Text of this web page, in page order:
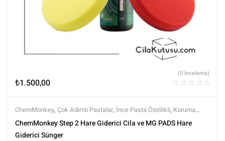
₺1.500,00
(0 İnceleme)
ChemMonkey, Çok Adımlı Pastalar, İnce Pasta Özellikli, Koruma
Özellikli,Markalar,MG PADS,Pedler,Pedler ve Keçeler,Polisaj
Polisaj Setleri,Polisaj ve Parlatma
ChemMonkey Step 2 Hare Giderici Cila ve MG PADS Hare
Giderici Sünger